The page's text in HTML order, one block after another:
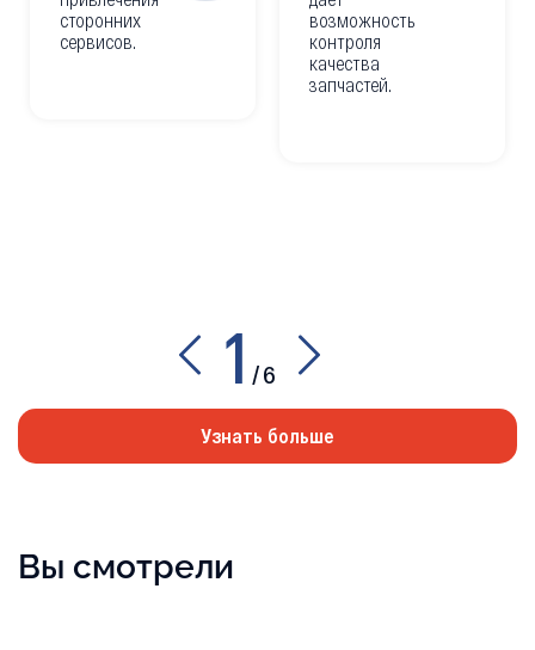
сторонних
сервисов.
возможность
контроля
качества
запчастей.
1 /6
Узнать больше
Вы смотрели